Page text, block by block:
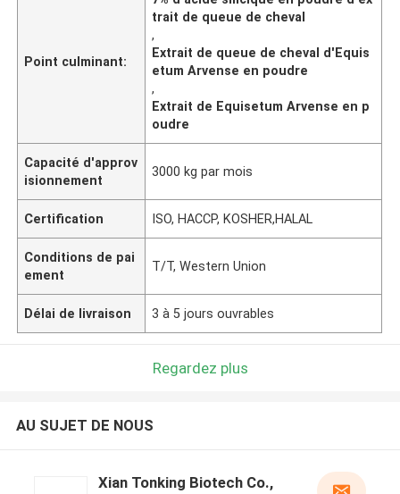
Point culminant:
trait de queue de cheval
,
Extrait de queue de cheval d'Equis
etum Arvense en poudre
,
Extrait de Equisetum Arvense en p
oudre
Capacité d'approv
isionnement
3000 kg par mois
Certification ISO, HACCP, KOSHER,HALAL
Conditions de pai
ement
T/T, Western Union
Délai de livraison 3 à 5 jours ouvrables
Regardez plus
AU SUJET DE NOUS
Xian Tonking Biotech Co.,